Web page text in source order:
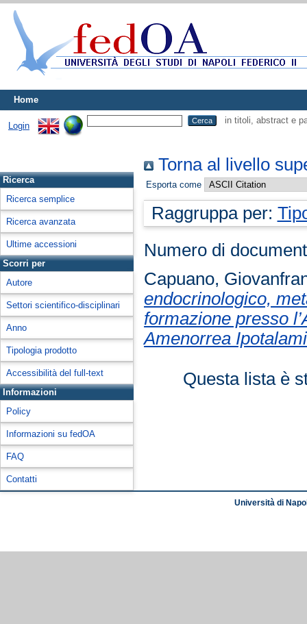
Home
Login
in titoli, abstract e
Ricerca
Ricerca semplice
Ricerca avanzata
Ultime accessioni
Scorri per
Autore
Settori scientifico-disciplinari
Anno
Tipologia prodotto
Accessibilità del full-text
Informazioni
Policy
Informazioni su fedOA
FAQ
Contatti
Torna al livello
Esporta come
Raggruppa per:
Numero di
Capuano,
endocrinologico,
formazione presso
Amenorrea
Questa lista è
Università di